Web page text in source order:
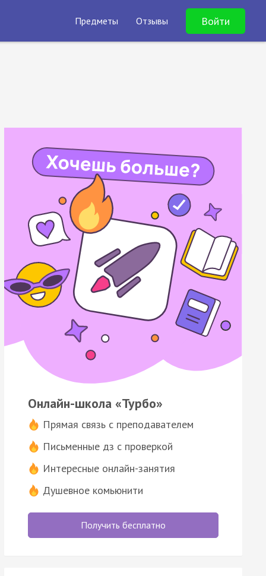
Предметы Отзывы Войти
Онлайн-школа «Турбо»
Прямая связь с преподавателем
Письменные дз с проверкой
Интересные онлайн-занятия
Душевное комьюнити
Получить бесплатно